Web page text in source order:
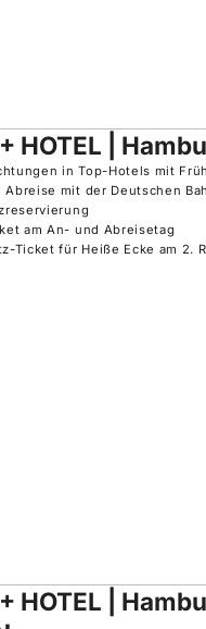
HOTEL |
in Top-Hotels mit
Abreise mit der Deutschen
am An- und Abreisetag
Ticket für Heiße Ecke am 2.
HOTEL |